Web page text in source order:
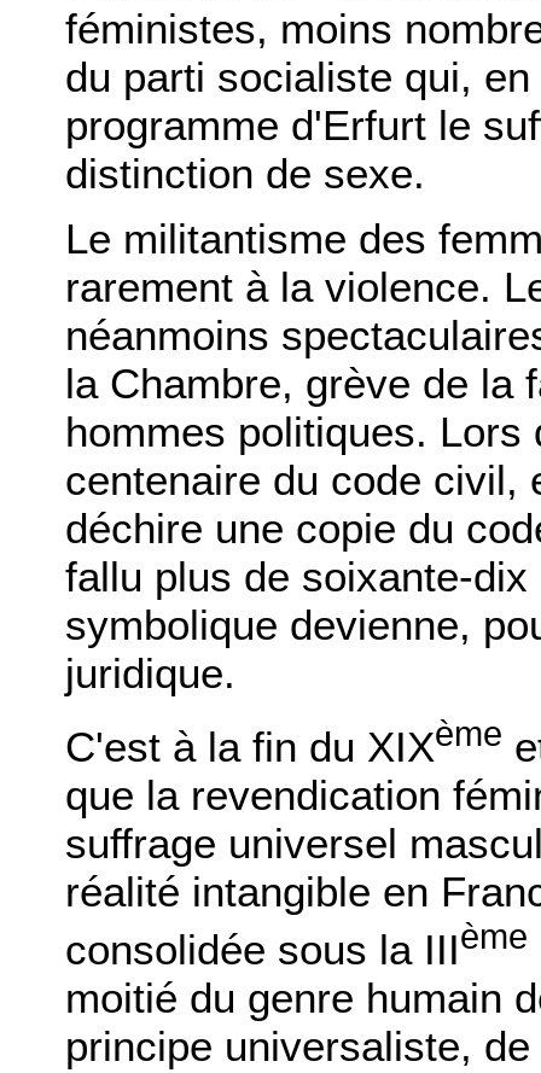
féministes, moins
du parti socialiste qui,
programme d'Erfurt le
distinction de sexe.
Le militantisme des
rarement à la violence.
néanmoins
la Chambre, grève de la
hommes politiques. Lors
centenaire du code civil,
déchire une copie du
fallu plus de soixante-
symbolique devienne,
juridique.
C'est à la fin du XIXème
que la revendication
suffrage universel
réalité intangible en
consolidée sous la IIIème
moitié du genre humain
principe universaliste,